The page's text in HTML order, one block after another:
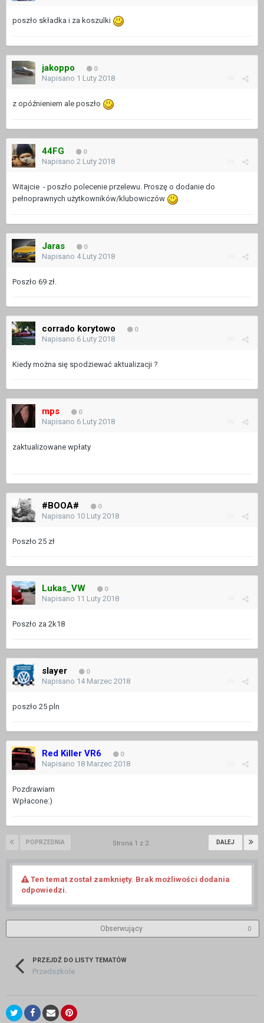
poszło składka i za koszulki
jakoppo 0
Napisano 1 Luty 2018
z opóźnieniem ale poszło
44FG 0
Napisano 2 Luty 2018
Witajcie - poszło polecenie przelewu. Proszę o dodanie do
pełnoprawnych użytkowników/klubowiczów
Jaras 0
Napisano 4 Luty 2018
Poszło 69 zł.
corrado korytowo 0
Napisano 6 Luty 2018
Kiedy można się spodziewać aktualizacji ?
mps 0
Napisano 6 Luty 2018
zaktualizowane wpłaty
#BOOA# 0
Napisano 10 Luty 2018
Poszło 25 zł
Lukas_VW 0
Napisano 11 Luty 2018
Poszło za 2k18
slayer 0
Napisano 14 Marzec 2018
poszło 25 pln
Red Killer VR6 0
Napisano 18 Marzec 2018
Pozdrawiam
Wpłacone:)
POPRZEDNIA DALEJ
Strona 1 z 2
Ten temat został zamknięty. Brak możliwości dodania
odpowiedzi.
Obserwujący 0
PRZEJDŹ DO LISTY TEMATÓW
Przedszkole